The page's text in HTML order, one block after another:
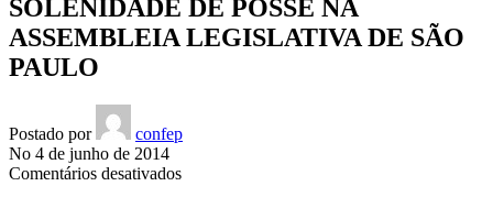
SOLENIDADE DE POSSE NA
ASSEMBLEIA LEGISLATIVA DE SÃO
PAULO
Postado por
confep
No 4 de junho de 2014
Comentários desativadosem